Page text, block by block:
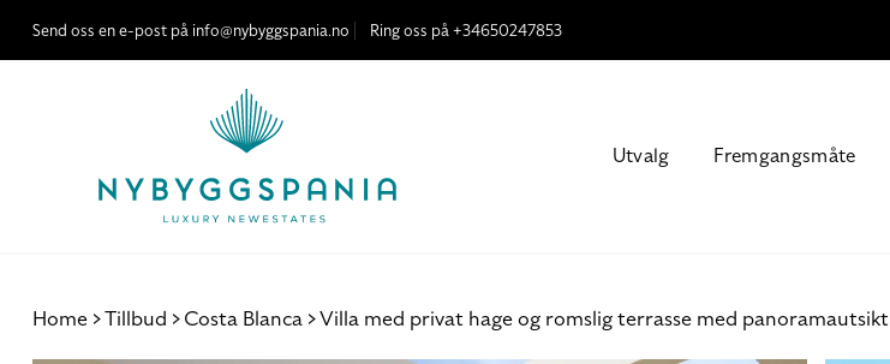
Send oss ​​en e-post på info@nybyggspania.no Ring oss på +34650247853
Utvalg Fremgangsmåte
Home Tillbud Costa Blanca Villa med privat hage og romslig terrasse med panoramautsikt